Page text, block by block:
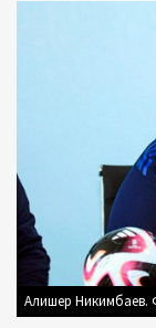
Алишер Никимбаев.